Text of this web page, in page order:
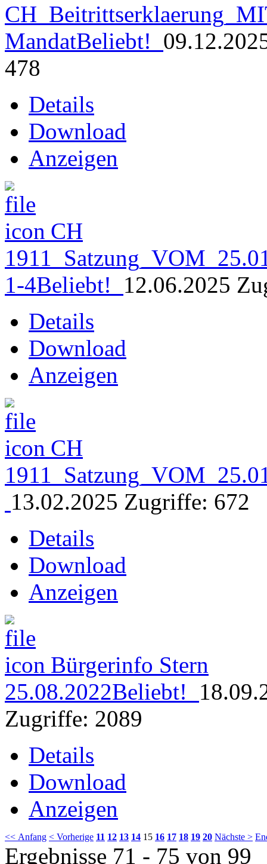
MandatBeliebt!
478
Details
Download
Anzeigen
CH
1-4Beliebt! 12.06.2025
Details
Download
Anzeigen
CH
13.02.2025 Zugriffe: 672
Details
Download
Anzeigen
Bürgerinfo Stern
25.08.2022Beliebt!
Zugriffe: 2089
Details
Download
Anzeigen
<< Anfang < Vorherige 11 12 13 14 15 16 17 18 19 20 Nächste >
Ergebnisse 71 - 75 von 99